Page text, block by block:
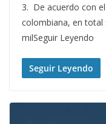
3. De acuerdo con
colombiana, en total
milSeguir Leyendo
Seguir Leyendo